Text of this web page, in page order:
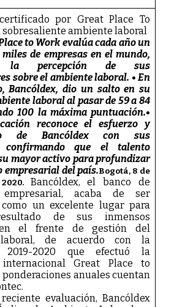
por Great Place To
sobresaliente ambiente laboral
to Work evalúa cada año un
de empresas en el mundo,
la percepción de sus
sobre el ambiente laboral. • En
Bancóldex, dio un salto en su
laboral al pasar de 59 a 84
100 la máxima puntuación.•
reconoce el esfuerzo y
de Bancóldex con sus
confirmando que el talento
mayor activo para profundizar
empresarial del país.Bogotá, 8 de
Bancóldex, el banco de
empresarial, acaba de ser
un excelente lugar para
de sus inmensos
en el frente de gestión del
de acuerdo con la
2019-2020 que efectuó la
internacional Great Place to
ponderaciones anuales cuentan
evaluación, Bancóldex